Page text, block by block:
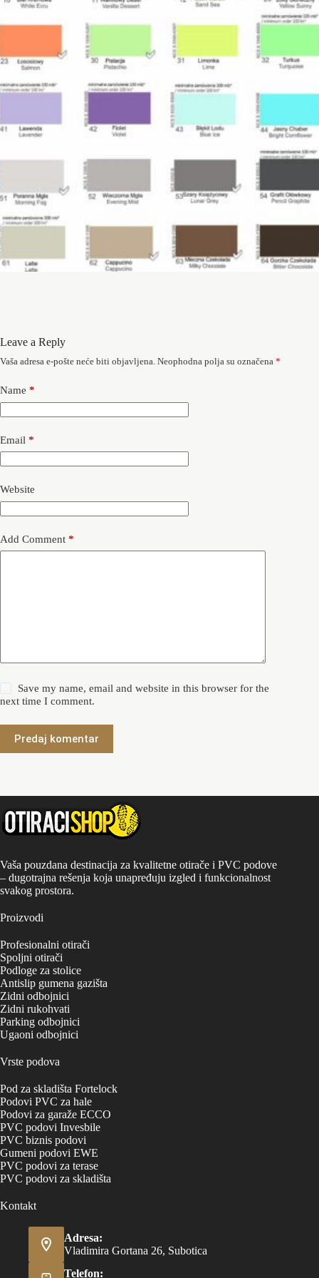
Leave a Reply
Vaša adresa e-pošte neće biti objavljena. Neophodna polja su označena *
Name *
Email *
Website
Add Comment *
Save my name, email and website in this browser for the
next time I comment.
Predaj komentar
Vaša pouzdana destinacija za kvalitetne otirače i PVC podove
– dugotrajna rešenja koja unapređuju izgled i funkcionalnost
svakog prostora.
Proizvodi
Profesionalni otirači
Spoljni otirači
Podloge za stolice
Antislip gumena gazišta
Zidni odbojnici
Zidni rukohvati
Parking odbojnici
Ugaoni odbojnici
Vrste podova
Pod za skladišta Fortelock
Podovi PVC za hale
Podovi za garaže ECCO
PVC podovi Invesbile
PVC biznis podovi
Gumeni podovi EWE
PVC podovi za terase
PVC podovi za skladišta
Kontakt
Adresa:
Vladimira Gortana 26, Subotica
Telefon: